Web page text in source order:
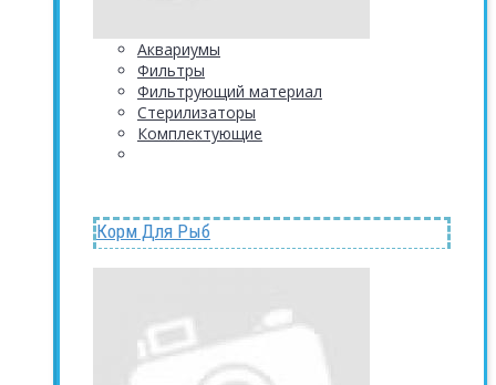
Аквариумы
Фильтры
Фильтрующий материал
Стерилизаторы
Комплектующие
Корм Для Рыб